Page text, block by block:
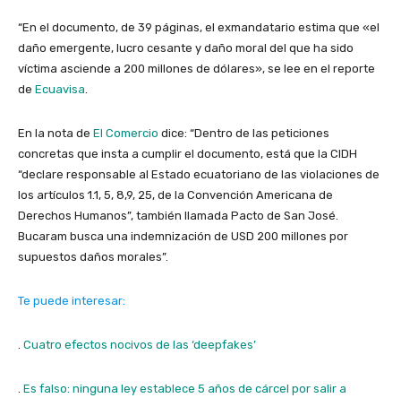
“En el documento, de 39 páginas, el exmandatario estima que «el
daño emergente, lucro cesante y daño moral del que ha sido
víctima asciende a 200 millones de dólares», se lee en el reporte
de Ecuavisa.
En la nota de El Comercio dice: “Dentro de las peticiones
concretas que insta a cumplir el documento, está que la CIDH
“declare responsable al Estado ecuatoriano de las violaciones de
los artículos 1.1, 5, 8,9, 25, de la Convención Americana de
Derechos Humanos”, también llamada Pacto de San José.
Bucaram busca una indemnización de USD 200 millones por
supuestos daños morales”.
Te puede interesar:
. Cuatro efectos nocivos de las ‘deepfakes’
. Es falso: ninguna ley establece 5 años de cárcel por salir a